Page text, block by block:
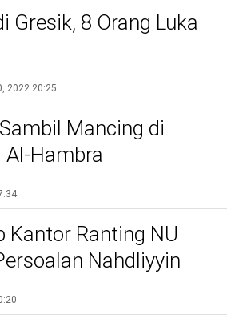
Gresik, 8 Orang Luka
2022 20:25
Mancing di
Hambra
Kantor Ranting NU
Nahdliyyin